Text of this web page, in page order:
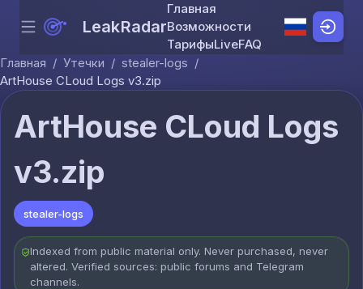
Skip to content
Menu LeakRadar
Главная
Возможности
ТарифыLiveFAQ
Главная / Утечки / stealer-logs /
ArtHouse CLoud Logs v3.zip
ArtHouse CLoud Logs
v3.zip
stealer-logs
Indexed from public material only. Never purchased, never
altered. Verified sources: public forums and Telegram
channels.